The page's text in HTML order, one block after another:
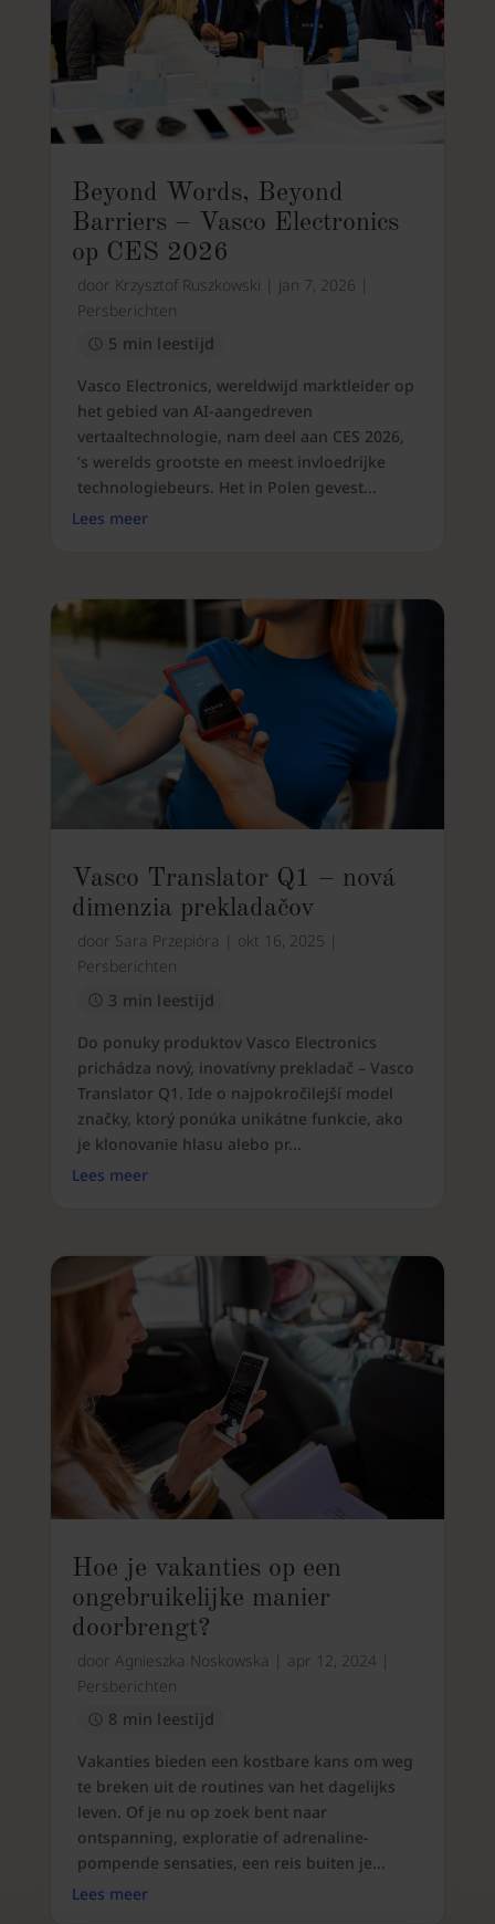
Beyond Words, Beyond
Barriers – Vasco Electronics
op CES 2026
door Krzysztof Ruszkowski jan 7, 2026
Persberichten
5 min leestijd
Vasco Electronics, wereldwijd marktleider op
het gebied van AI-aangedreven
vertaaltechnologie, nam deel aan CES 2026,
’s werelds grootste en meest invloedrijke
technologiebeurs. Het in Polen gevest...
Lees meer
Vasco Translator Q1 – nová
dimenzia prekladačov
door Sara Przepióra okt 16, 2025
Persberichten
3 min leestijd
Do ponuky produktov Vasco Electronics
prichádza nový, inovatívny prekladač – Vasco
Translator Q1. Ide o najpokročilejší model
značky, ktorý ponúka unikátne funkcie, ako
je klonovanie hlasu alebo pr...
Lees meer
Hoe je vakanties op een
ongebruikelijke manier
doorbrengt?
door Agnieszka Noskowska apr 12, 2024
Persberichten
8 min leestijd
Vakanties bieden een kostbare kans om weg
te breken uit de routines van het dagelijks
leven. Of je nu op zoek bent naar
ontspanning, exploratie of adrenaline-
pompende sensaties, een reis buiten je...
Lees meer